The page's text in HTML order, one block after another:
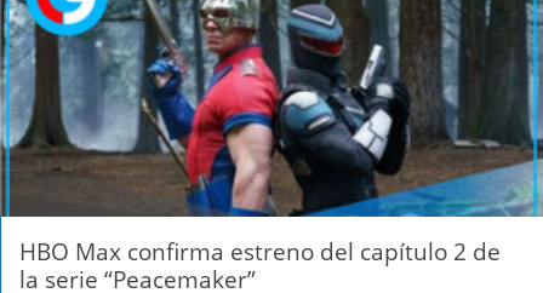
HBO Max confirma estreno del capítulo 2 de
la serie “Peacemaker”